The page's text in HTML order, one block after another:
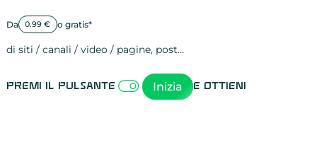
Da 0.99 € o gratis*
di siti / canali / video / pagine, post…
Premi il pulsante Inizia e ottieni